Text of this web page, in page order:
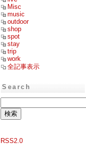
Misc
music
outdoor
shop
spot
stay
trip
work
全記事表示
Search
RSS2.0